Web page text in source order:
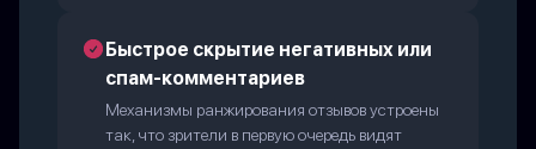
Быстрое скрытие негативных или
спам-комментариев
Механизмы ранжирования отзывов устроены
так, что зрители в первую очередь видят